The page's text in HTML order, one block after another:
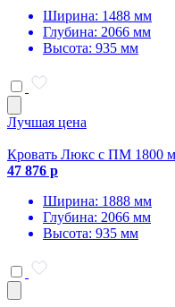
Ширина: 1488 мм
Глубина: 2066 мм
Высота: 935 мм
Лучшая цена
Кровать Люкс с ПМ 1800
47 876 р
Ширина: 1888 мм
Глубина: 2066 мм
Высота: 935 мм